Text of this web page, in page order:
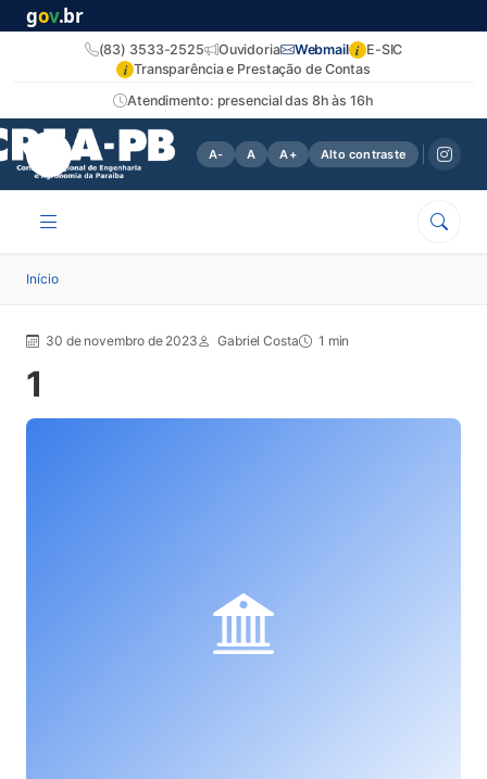
gov.br
Atendimento: presencial das 8h às 16h
(83) 3533-2525 Ouvidoria Webmail i E-SIC
i Transparência e Prestação de Contas
A- A A+ Alto contraste
Início
30 de novembro de 2023 Gabriel Costa 1 min
1